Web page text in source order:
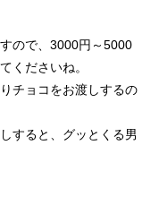
ので、3000円～5000
くださいね。
チョコをお渡しするの
すると、グッとくる男